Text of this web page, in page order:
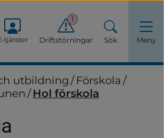
tjänster Driftstörningar
1
Sök Meny
utbildning/ Förskola /
/Hol förskola